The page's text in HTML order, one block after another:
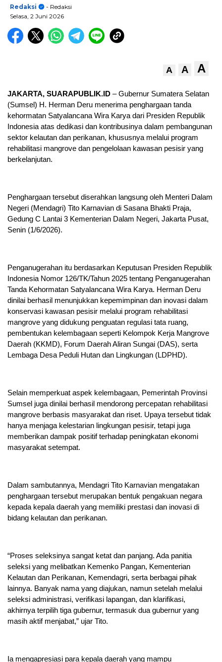
Redaksi
- Redaksi
Selasa, 2 Juni 2026
A A A
JAKARTA, SUARAPUBLIK.ID – Gubernur Sumatera Selatan
(Sumsel) H. Herman Deru menerima penghargaan tanda
kehormatan Satyalancana Wira Karya dari Presiden Republik
Indonesia atas dedikasi dan kontribusinya dalam pembangunan
sektor kelautan dan perikanan, khususnya melalui program
rehabilitasi mangrove dan pengelolaan kawasan pesisir yang
berkelanjutan.
Penghargaan tersebut diserahkan langsung oleh Menteri Dalam
Negeri (Mendagri) Tito Karnavian di Sasana Bhakti Praja,
Gedung C Lantai 3 Kementerian Dalam Negeri, Jakarta Pusat,
Senin (1/6/2026).
Penganugerahan itu berdasarkan Keputusan Presiden Republik
Indonesia Nomor 126/TK/Tahun 2025 tentang Penganugerahan
Tanda Kehormatan Satyalancana Wira Karya. Herman Deru
dinilai berhasil menunjukkan kepemimpinan dan inovasi dalam
konservasi kawasan pesisir melalui program rehabilitasi
mangrove yang didukung penguatan regulasi tata ruang,
pembentukan kelembagaan seperti Kelompok Kerja Mangrove
Daerah (KKMD), Forum Daerah Aliran Sungai (DAS), serta
Lembaga Desa Peduli Hutan dan Lingkungan (LDPHD).
Selain memperkuat aspek kelembagaan, Pemerintah Provinsi
Sumsel juga dinilai berhasil mendorong percepatan rehabilitasi
mangrove berbasis masyarakat dan riset. Upaya tersebut tidak
hanya menjaga kelestarian lingkungan pesisir, tetapi juga
memberikan dampak positif terhadap peningkatan ekonomi
masyarakat setempat.
Dalam sambutannya, Mendagri Tito Karnavian mengatakan
penghargaan tersebut merupakan bentuk pengakuan negara
kepada kepala daerah yang memiliki prestasi dan inovasi di
bidang kelautan dan perikanan.
“Proses seleksinya sangat ketat dan panjang. Ada panitia
seleksi yang melibatkan Kemenko Pangan, Kementerian
Kelautan dan Perikanan, Kemendagri, serta berbagai pihak
lainnya. Banyak nama yang diajukan, namun setelah melalui
seleksi administrasi, verifikasi lapangan, dan klarifikasi,
akhirnya terpilih tiga gubernur, termasuk dua gubernur yang
masih aktif menjabat,” ujar Tito.
Ia mengapresiasi para kepala daerah yang mampu